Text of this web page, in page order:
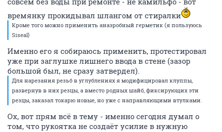
времянку прокидывал шлангом от стиралки
Кроме того можно применить анаэробный герметик (я пользуюсь
Siseal)
Именно его я собираюсь применить, протестировал
уже при заглушке лишнего ввода в стене (зазор
большой был, не сразу затвердел).
Для нарезания резьб в углублениях я модифицировал клуппы,
развернув в них резцы, а вместо родных шайб, фиксирующих эти
резцы, заказал токарю новые, но уже с направляющими втулками.
Ох, вот прям всё в тему - именно сегодня думал о
том, что рукоятка не создаёт усилие в нужную